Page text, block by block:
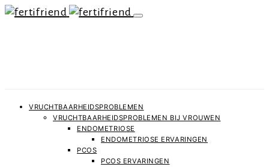
VRUCHTBAARHEIDSPROBLEMEN
VRUCHTBAARHEIDSPROBLEMEN BIJ VROUWEN
ENDOMETRIOSE
ENDOMETRIOSE ERVARINGEN
PCOS
PCOS ERVARINGEN